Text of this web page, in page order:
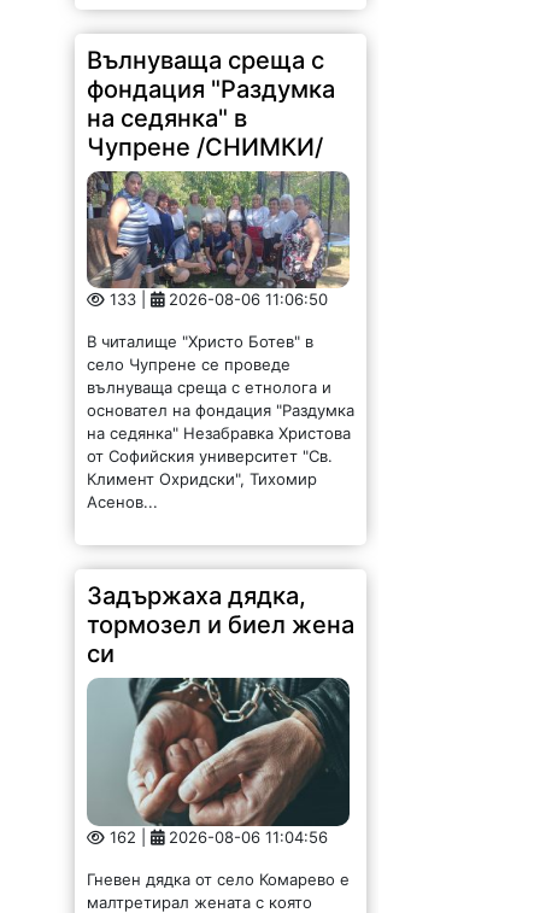
Вълнуваща среща с
фондация "Раздумка
на седянка" в
Чупрене /СНИМКИ/
133 | 2026-08-06 11:06:50
В читалище "Христо Ботев" в
село Чупрене се проведе
вълнуваща среща с етнолога и
основател на фондация "Раздумка
на седянка" Незабравка Христова
от Софийския университет "Св.
Климент Охридски", Тихомир
Асенов...
Задържаха дядка,
тормозел и биел жена
си
162 | 2026-08-06 11:04:56
Гневен дядка от село Комарево е
малтретирал жената с която